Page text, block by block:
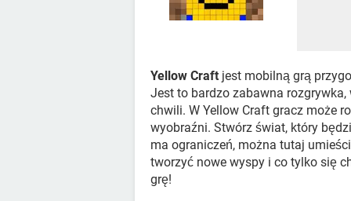
Yellow Craft jest mobilną grą
Jest to bardzo zabawna
chwili. W Yellow Craft gracz może
wyobraźni. Stwórz świat, który
ma ograniczeń, można tutaj
tworzyć nowe wyspy i co tylko się
grę!